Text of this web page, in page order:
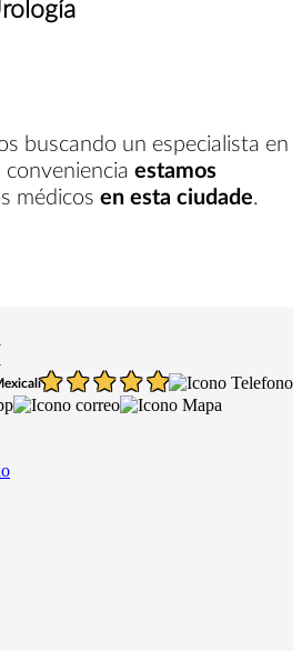
buscando un especialista en
conveniencia estamos
médicos en esta ciudade.